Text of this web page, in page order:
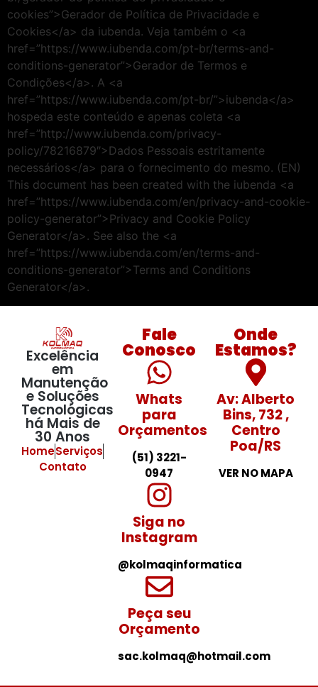
cookies”>Gerador de Política de Privacidade e
Cookies</a> da iubenda. Veja também o <a
href=”https://www.iubenda.com/pt-br/terms-and-
conditions-generator”>Gerador de Termos e
Condições</a>. A <a
href=”https://www.iubenda.com/pt-br/”>iubenda</a>
hospeda este conteúdo e apenas coleta <a
href=”http://www.iubenda.com/privacy-
policy/78216879″>Dados Pessoais estritamente
necessários</a> para o fornecimento do mesmo. (EN)
This document has been created with the iubenda <a
href=”https://www.iubenda.com/en/privacy-and-cookie-
policy-generator”>Privacy and Cookie Policy
Generator</a>. See also the <a
href=”https://www.iubenda.com/en/terms-and-
conditions-generator”>Terms and Conditions
Generator</a>.
Excelência
em
Manutenção
e Soluções
Tecnológicas
há Mais de
30 Anos
HomeServiços
Contato
Fale
Conosco
Whats
para
Orçamentos
(51) 3221-
0947
Siga no
Instagram
@kolmaqinformatica
Peça seu
Orçamento
sac.kolmaq@hotmail.com
Onde
Estamos?
Av: Alberto
Bins, 732 ,
Centro
Poa/RS
VER NO MAPA